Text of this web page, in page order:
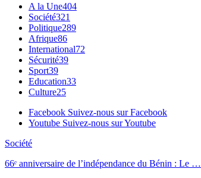
A la Une404
Société321
Politique289
Afrique86
International72
Sécurité39
Sport39
Education33
Culture25
Facebook Suivez-nous sur Facebook
Youtube Suivez-nous sur Youtube
Société
66ᵉ anniversaire de l’indépendance du Bénin : Le …